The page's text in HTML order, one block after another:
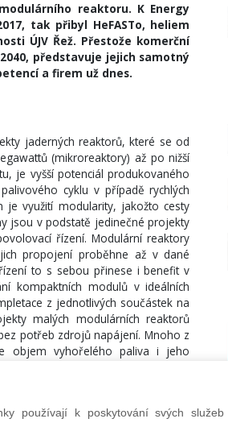
reaktoru. K Energy
tak přibyl HeFASTo, heliem
ÚJV Řež. Přestože komerční
představuje jejich samotný
a firem už dnes.
jaderných reaktorů, které se od
(mikroreaktory) až po nižší
je vyšší potenciál produkovaného
cyklu v případě rychlých
je využití modularity, jakožto cesty
jsou v podstatě jedinečné projekty
řízení. Modulární reaktory
propojení proběhne až v dané
to s sebou přinese i benefit v
kompaktních modulů v ideálních
z jednotlivých součástek na
malých modulárních reaktorů
potřeb zdrojů napájení. Mnoho z
objem vyhořelého paliva i jeho
lehkovodním blokům.
používají k poskytování svých služeb